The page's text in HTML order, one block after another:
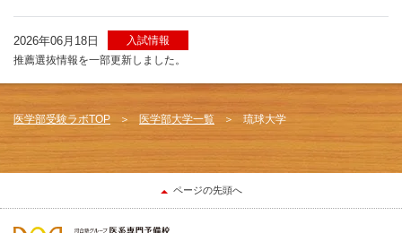
2026年06月18日
入試情報
推薦選抜情報を一部更新しました。
医学部受験ラボTOP 医学部大学一覧 琉球大学
ページの先頭へ